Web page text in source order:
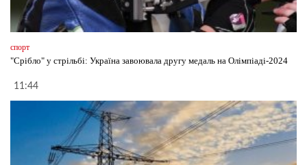
спорт
"Срібло" у стрільбі: Україна завоювала другу медаль на Олімпіаді-2024
11:44